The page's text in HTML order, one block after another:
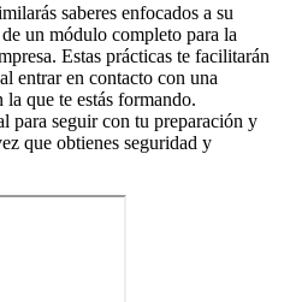
saberes enfocados a su
un módulo completo para la
Estas prácticas te facilitarán
entrar en contacto con una
que te estás formando.
para seguir con tu preparación y
que obtienes seguridad y